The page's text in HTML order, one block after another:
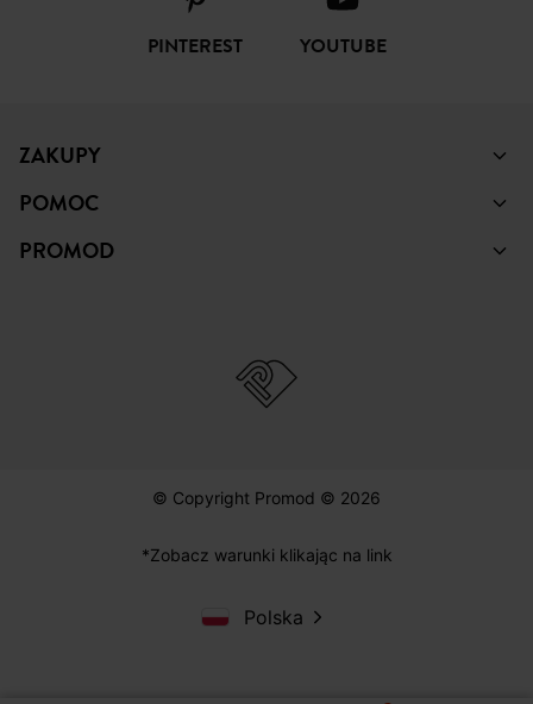
PINTEREST YOUTUBE
ZAKUPY
POMOC
PROMOD
© Copyright Promod © 2026
*Zobacz warunki klikając na link
Polska